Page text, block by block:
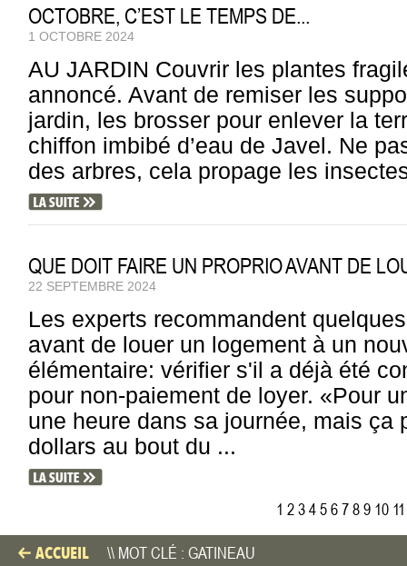
OCTOBRE, C’EST LE TEMPS DE...
1 OCTOBRE 2024
AU JARDIN Couvrir les plantes
annoncé. Avant de remiser les
jardin, les brosser pour enlever la
chiffon imbibé d’eau de Javel. Ne
des arbres, cela propage les
QUE DOIT FAIRE UN PROPRIO AVANT DE
22 SEPTEMBRE 2024
Les experts recommandent
avant de louer un logement à un
élémentaire: vérifier s'il a déjà été
pour non-paiement de loyer. «Pour
une heure dans sa journée, mais ça
dollars au bout du ...
1 23456789 10 11
ACCUEIL \\ MOT CLÉ : GATINEAU